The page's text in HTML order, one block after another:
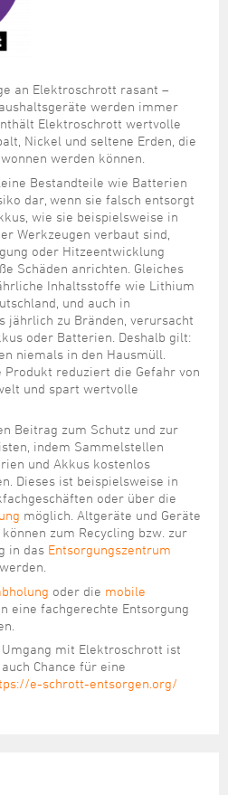
an Elektroschrott rasant –
werden immer
Elektroschrott wertvolle
Nickel und seltene Erden, die
werden können.
Bestandteile wie Batterien
dar, wenn sie falsch entsorgt
wie sie beispielsweise in
Werkzeugen verbaut sind,
oder Hitzeentwicklung
Schäden anrichten. Gleiches
Inhaltsstoffe wie Lithium
und auch in
jährlich zu Bränden, verursacht
oder Batterien. Deshalb gilt:
niemals in den Hausmüll.
Produkt reduziert die Gefahr von
und spart wertvolle
Beitrag zum Schutz und zur
indem Sammelstellen
und Akkus kostenlos
Dieses ist beispielsweise in
oder über die
möglich. Altgeräte und Geräte
zum Recycling bzw. zur
in das Entsorgungszentrum
oder die mobile
eine fachgerechte Entsorgung
mit Elektroschrott ist
Chance für eine
e-schrott-entsorgen.org/